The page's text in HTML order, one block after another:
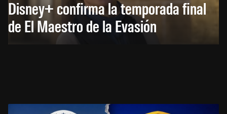
Disney+ confirma la temporada final
de El Maestro de la Evasión